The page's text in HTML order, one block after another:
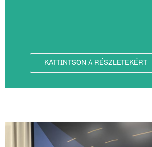
KATTINTSON A RÉSZLETEKÉRT